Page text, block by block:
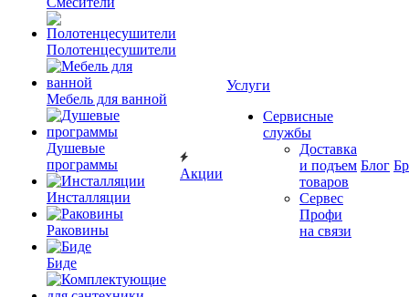
Полотенцесушители
Мебель для ванной
Душевые
программы
Инсталляции
Раковины
Биде
Акции
Услуги
Сервисные
службы
Доставка
и подъем
товаров
Сервес
Профи
на связи
Блог